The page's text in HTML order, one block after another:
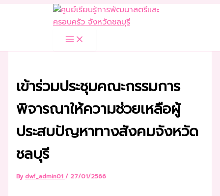
เข้าร่วมประชุมคณะกรรมการ
พิจารณาให้ความช่วยเหลือผู้
ประสบปัญหาทางสังคมจังหวัด
ชลบุรี
By dwf_admin01 / 27/01/2566